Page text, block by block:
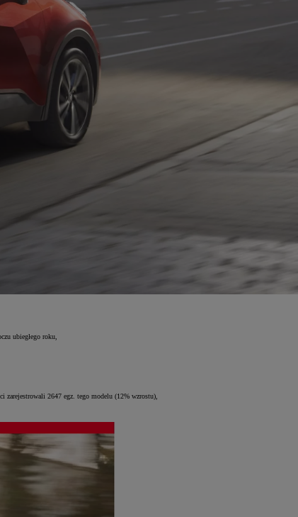
ubiegłego roku,
zarejestrowali 2647 egz. tego modelu (12% wzrostu),